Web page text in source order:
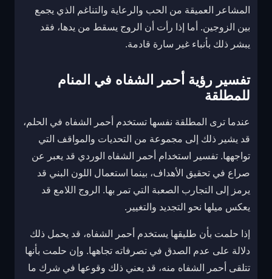
المشاعر العميقة من الحب والرعاية والتناغم الذي يجمع
بين الزوجين. أما إذا رأت أن الروج يسقط من يدها، فقد
يبشر ذلك بأنباء غير سارة قادمة.
تفسير رؤية أحمر الشفاه في المنام
للمطلقة
عندما ترى المطلقة نفسها تستخدم أحمر الشفاه في الحلم،
قد يشير ذلك إلى مجموعة من التحديات والمواقف التي
تواجهها. تفسير استخدام أحمر الشفاه الوردي قد يعبر عن
صراع في تحقيق الأهداف، بينما استعمال اللون البني قد
يرمز إلى التجارب الصعبة التي تمر بها. الروج اللامع قد
يعكس ميلها نحو التجديد والتغيير.
إذا حلمت بأن طليقها يستخدم أحمر الشفاه، قد يحمل ذلك
دلالة على عدم الصدق في تصرفاته تجاهها. وإن حلمت بأنها
تتلقى أحمر الشفاه منه، قد يعني ذلك وقوعها في شرك ما